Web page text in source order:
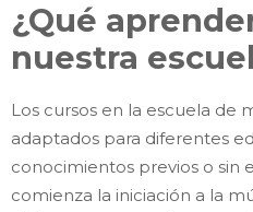
¿Qué
nuestra
Los cursos en la escuela de
adaptados para diferentes
conocimientos previos o sin
comienza la iniciación a la